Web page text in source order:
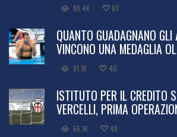
98.4K 83
QUANTO GUADAGNANO GLI
VINCONO UNA MEDAGLIA
81.1K 40
ISTITUTO PER IL CREDITO
VERCELLI, PRIMA
66.1K 48